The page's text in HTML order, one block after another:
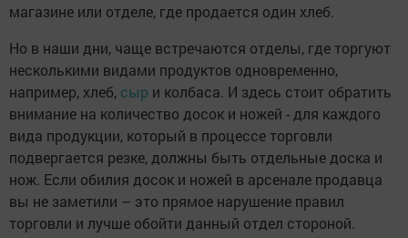
магазине или отделе, где продается один хлеб.
Но в наши дни, чаще встречаются отделы, где торгуют
несколькими видами продуктов одновременно,
например, хлеб, сыр и колбаса. И здесь стоит обратить
внимание на количество досок и ножей - для каждого
вида продукции, который в процессе торговли
подвергается резке, должны быть отдельные доска и
нож. Если обилия досок и ножей в арсенале продавца
вы не заметили – это прямое нарушение правил
торговли и лучше обойти данный отдел стороной.